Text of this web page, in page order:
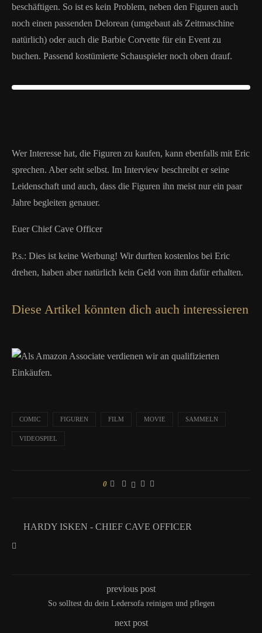
beschäftigen. So ist es kein Problem, neben den Figuren auch
noch einen passenden Delorean (umgebaut als Zeitmaschine
natürlich) oder auch die Barbie Corvette für ein Event zu
buchen. Passend kostümierte Schauspieler noch oben drauf.
Wer Interesse hat, die Figuren zu kaufen, kann ebenfalls mit Eric
sprechen. Aber seht selbst. Im Interview beschreibt er seine
Leidenschaft und auch, dass die Figuren ihn meist nur ein paar
Jahre begleiten genauer.
Euer Chief Cave Officer
P.s.: Dies ist keine Werbung! Wir durften kostenlos bei Eric
drehen, haben aber natürlich kein Geld von ihm dafür erhalten.
Diese Artikel könnten dich auch interessieren
Als Amazon Associate verdienen wir an qualifizierten
Einkäufen.
COMIC FIGUREN FILM MOVIE SAMMELN
VIDEOSPIEL
0
HARDY ISKEN - CHIEF CAVE OFFICER
previous post
So solltest du dein Ledersofa reinigen und pflegen
next post